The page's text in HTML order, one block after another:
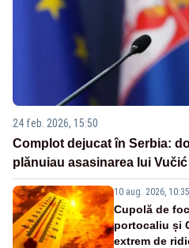
24 feb. 2026, 15:50
Complot dejucat în Serbia:
plănuiau asasinarea lui Vučić
10 aug. 2026, 10:35
Cupolă de
portocaliu și
extrem de